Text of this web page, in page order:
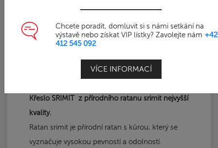
Chcete poradit, domluvit si s námi setkání na
výstavě nebo získat VIP lístky? Zavolejte nám
412 545 092
VÍCE INFORMACÍ
88%
Obj. číslo | 80003
Křeslo z ratanu SRIMIT
Nábytek z přírodního ratanu
Křeslo SRIMIT z přírodního ratanu srimit nejvyšší
kvality.
Ratan srimit je přírodní ratan s kůrou, který se
vyznačuje vysokou pevností a odolností.